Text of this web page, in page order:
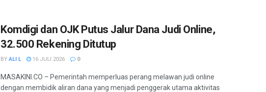
Komdigi dan OJK Putus Jalur Dana Judi Online,
32.500 Rekening Ditutup
BY ALI L 16 JULI 2026 0
MASAKINI.CO – Pemerintah memperluas perang melawan judi online
dengan membidik aliran dana yang menjadi penggerak utama aktivitas